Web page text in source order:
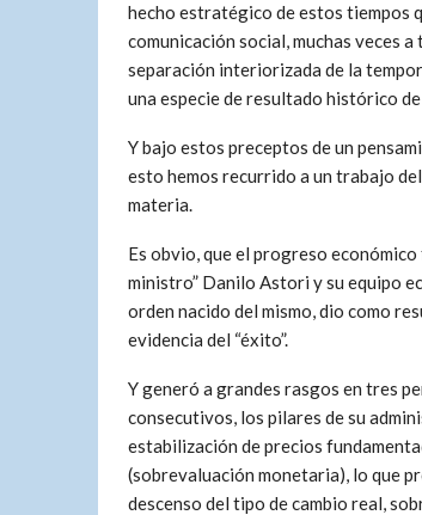
hecho estratégico de estos tiempos
comunicación social, muchas veces
separación interiorizada de la
una especie de resultado histórico
Y bajo estos preceptos de un
esto hemos recurrido a un trabajo
materia.
Es obvio, que el progreso
ministro” Danilo Astori y su equipo
orden nacido del mismo, dio como
evidencia del “éxito”.
Y generó a grandes rasgos en tres
consecutivos, los pilares de su
estabilización de precios
(sobrevaluación monetaria), lo que
descenso del tipo de cambio real,